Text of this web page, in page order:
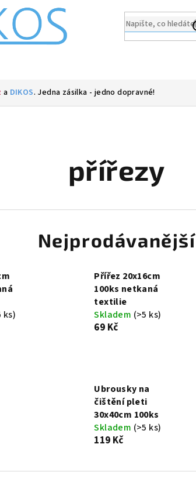
a DIKOS. Jedna zásilka - jedno dopravné!
přířezy
Nejprodávanější
ks)
Přířez 20x16cm
100ks netkaná
textilie
Skladem (>5 ks)
69 Kč
Ubrousky na
čištění pleti
30x40cm 100ks
Skladem (>5 ks)
119 Kč